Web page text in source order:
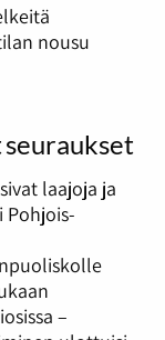
nousu
seuraukset
laajoja ja
Pohjois-
–